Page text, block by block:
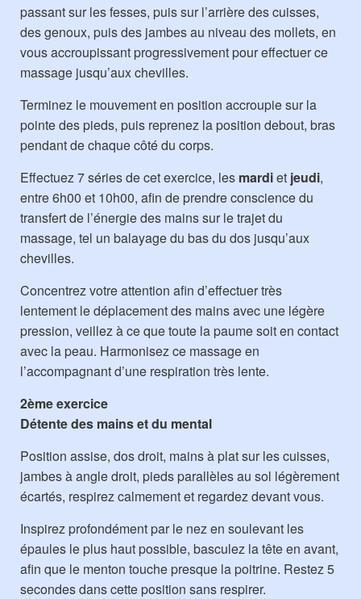
passant sur les fesses, puis sur l’arrière des cuisses,
des genoux, puis des jambes au niveau des mollets, en
vous accroupissant progressivement pour effectuer ce
massage jusqu’aux chevilles.
Terminez le mouvement en position accroupie sur la
pointe des pieds, puis reprenez la position debout, bras
pendant de chaque côté du corps.
Effectuez 7 séries de cet exercice, les mardiet jeudi,
entre 6h00 et 10h00, afin de prendre conscience du
transfert de l’énergie des mains sur le trajet du
massage, tel un balayage du bas du dos jusqu’aux
chevilles.
Concentrez votre attention afin d’effectuer très
lentement le déplacement des mains avec une légère
pression, veillez à ce que toute la paume soit en contact
avec la peau. Harmonisez ce massage en
l’accompagnant d’une respiration très lente.
2ème exercice
Détente des mains et du mental
Position assise, dos droit, mains à plat sur les cuisses,
jambes à angle droit, pieds parallèles au sol légèrement
écartés, respirez calmement et regardez devant vous.
Inspirez profondément par le nez en soulevant les
épaules le plus haut possible, basculez la tête en avant,
afin que le menton touche presque la poitrine. Restez 5
secondes dans cette position sans respirer.